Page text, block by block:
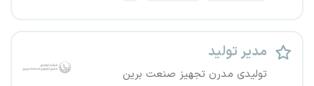
مدیر تولید
تولیدی مدرن تجهیز صنعت برین